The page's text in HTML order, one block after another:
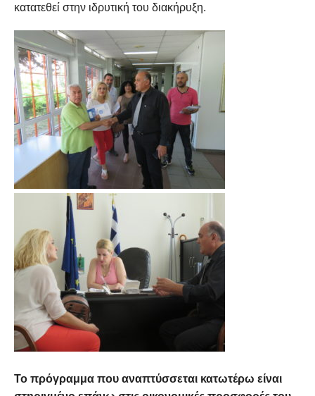
κατατεθεί στην ιδρυτική του διακήρυξη.
Το πρόγραμμα που αναπτύσσεται κατωτέρω είναι